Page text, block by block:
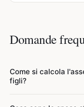
Domande
Come si calcola
figli?